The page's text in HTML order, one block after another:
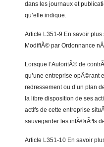
dans les journaux et
qu’elle indique.
Article L351-9 En savoir
ModifiÃ© par Ordonnance
Lorsque l’AutoritÃ© de
qu’une entreprise opÃ©rant
redressement ou d’un plan
la libre disposition de ses
actifs de cette entreprise
sauvegarder les intÃ©rÃªts
Article L351-10 En savoir